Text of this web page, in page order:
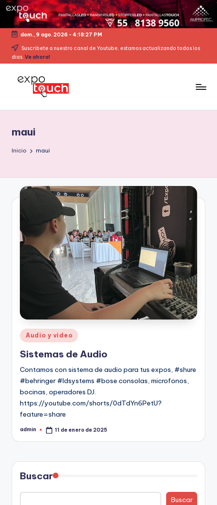
dom., 9 ago. 2026 - 4:18:27 PM
Suscribete a nuestro canal de Youtube, estamos actualizando todos los
dias. Ve ahora!
maui
Inicio maui
Audio y video
Sistemas de Audio
Contamos con sistema de audio para tus expos, #shure
#behringer #ldsystems #bose consolas, microfonos,
bocinas, operadores DJ.
https://youtube.com/shorts/0dTdYn6PetU?
feature=share
admin 11 de enero de 2025
Buscar
Buscar